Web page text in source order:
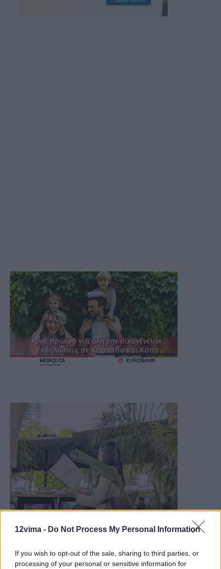
12vima - Do Not Process My Personal Information
If you wish to opt-out of the sale, sharing to third parties, or
processing of your personal or sensitive information for